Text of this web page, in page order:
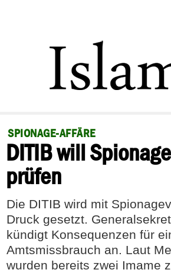
POLITIK
GESELLSCHAFT
RECHT
FEUILLETON
DEBATTE
SPIONAGE-AFFÄRE
DITIB will
prüfen
Die DITIB wird mit
Druck gesetzt.
kündigt Konsequenzen für
Amtsmissbrauch an. Laut
wurden bereits zwei Imame